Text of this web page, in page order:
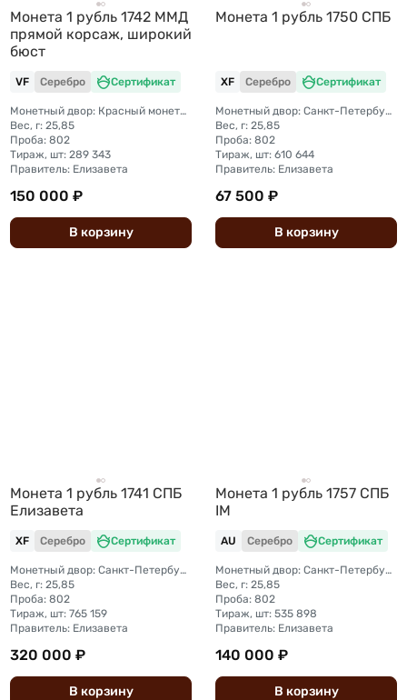
Монета 1 рубль 1742 ММД
прямой корсаж, широкий
бюст
VF Серебро Сертификат
Монетный двор: Красный монетный двор (Москва)
Вес, г: 25,85
Проба: 802
Тираж, шт: 289 343
Правитель: Елизавета
150 000 ₽
В корзину
Монета 1 рубль 1750 СПБ
XF Серебро Сертификат
Монетный двор: Санкт-Петербургский монетный двор
Вес, г: 25,85
Проба: 802
Тираж, шт: 610 644
Правитель: Елизавета
67 500 ₽
В корзину
Монета 1 рубль 1741 СПБ
Елизавета
XF Серебро Сертификат
Монетный двор: Санкт-Петербургский монетный двор
Вес, г: 25,85
Проба: 802
Тираж, шт: 765 159
Правитель: Елизавета
320 000 ₽
В корзину
Монета 1 рубль 1757 СПБ
IM
AU Серебро Сертификат
Монетный двор: Санкт-Петербургский монетный двор
Вес, г: 25,85
Проба: 802
Тираж, шт: 535 898
Правитель: Елизавета
140 000 ₽
В корзину